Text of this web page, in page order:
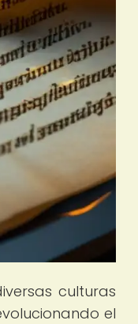
culturas
el